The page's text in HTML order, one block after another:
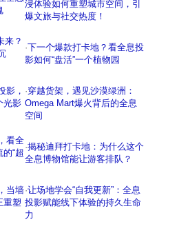
浸体验如何重塑城市空间，引
爆文旅与社交热度！
来？
·下一个爆款打卡地？看全息投
影如何“盘活”一个植物园
影，
光影
·穿越货架，遇见沙漠绿洲：
Omega Mart爆火背后的全息
空间
看全
“超
·揭秘迪拜打卡地：为什么这个
全息博物馆能让游客排队？
当墙
重塑
·让场地学会“自我更新”：全息
投影赋能线下体验的持久生命
力